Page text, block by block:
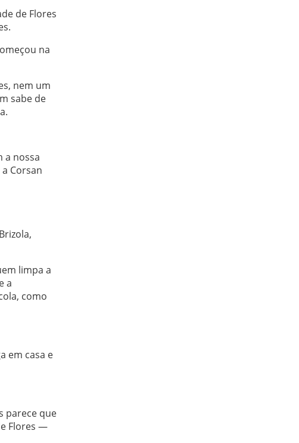
de Flores
na
nem um
sabe de
a nossa
Corsan
limpa a
a
como
em casa e
parece que
Flores —